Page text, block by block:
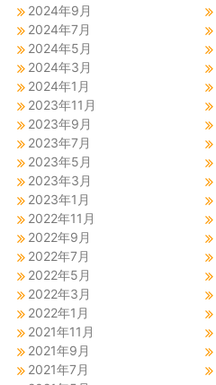
2024年9月
2024年7月
2024年5月
2024年3月
2024年1月
2023年11月
2023年9月
2023年7月
2023年5月
2023年3月
2023年1月
2022年11月
2022年9月
2022年7月
2022年5月
2022年3月
2022年1月
2021年11月
2021年9月
2021年7月